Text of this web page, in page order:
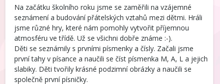
Na začátku školního roku jsme se zaměřili na vzájemné
seznámení a budování přátelských vztahů mezi dětmi. Hráli
jsme různé hry, které nám pomohly vytvořit příjemnou
atmosféru ve třídě. Už se všichni dobře známe :-).
Děti se seznámily s prvními písmenky a čísly. Začali jsme
první tahy v písance a naučili se číst písmenka M, A, L a jejich
slabiky. Děti tvořily krásné podzimní obrázky a naučili se
společně první písničky.